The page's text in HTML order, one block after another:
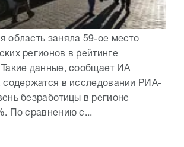
область заняла 59-ое место
регионов в рейтинге
данные, сообщает ИА
содержатся в исследовании РИА-
безработицы в регионе
По сравнению с...